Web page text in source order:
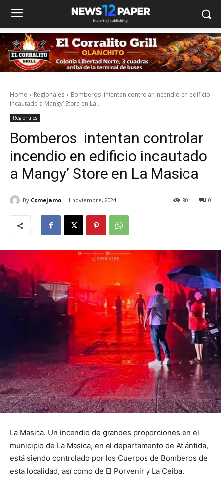
Home Regionales
Bomberos intentan controlar incendio en edificio
incautado a Mangy’ Store en La...
Regionales
Bomberos intentan controlar
incendio en edificio incautado
a Mangy’ Store en La Masica
By Comejamo 1 noviembre, 2024 0
80
La Masica. Un incendio de grandes proporciones en el
municipio de La Masica, en el departamento de Atlántida,
está siendo controlado por los Cuerpos de Bomberos de
esta localidad, así como de El Porvenir y La Ceiba.